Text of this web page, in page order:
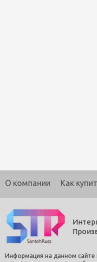
О компании Как
Информация на данном сайте